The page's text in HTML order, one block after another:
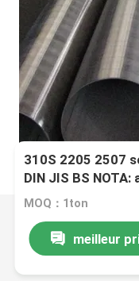
310S 2205 2507
DIN JIS BS
MOQ：1ton
meilleur